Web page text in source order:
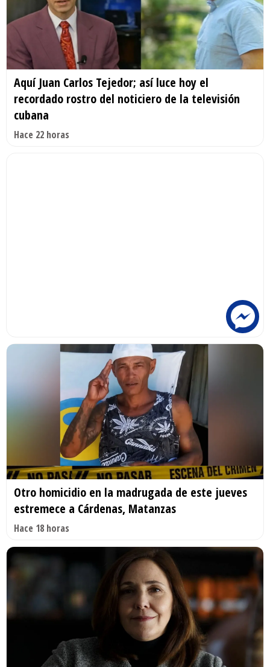
Aquí Juan Carlos Tejedor; así luce hoy el
recordado rostro del noticiero de la televisión
cubana
Hace 22 horas
Otro homicidio en la madrugada de este jueves
estremece a Cárdenas, Matanzas
Hace 18 horas